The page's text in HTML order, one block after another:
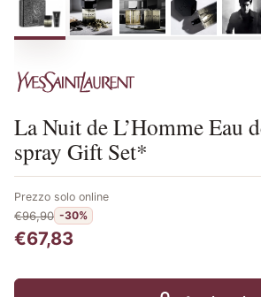
Scopri i prodotti Yves Saint Laurent
La Nuit de L’Homme Eau
spray Gift Set*
Prezzo solo online
€96,90 -30%
€67,83